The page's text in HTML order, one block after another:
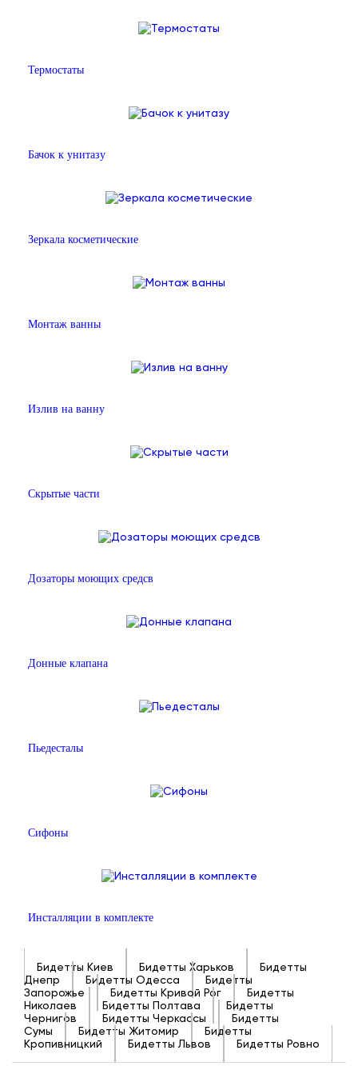
Термостаты
Бачок к унитазу
Зеркала косметические
Монтаж ванны
Излив на ванну
Скрытые части
Дозаторы моющих средсв
Донные клапана
Пьедесталы
Сифоны
Инсталляции в комплекте
Бидетты Киев Бидетты Харьков
Бидетты
Днепр
Бидетты Одесса
Бидетты
Запорожье
Бидетты Кривой Рог
Бидетты
Николаев
Бидетты Полтава
Бидетты
Чернигов
Бидетты Черкассы
Бидетты
Сумы
Бидетты Житомир
Бидетты
Кропивницкий
Бидетты Львов Бидетты Ровно